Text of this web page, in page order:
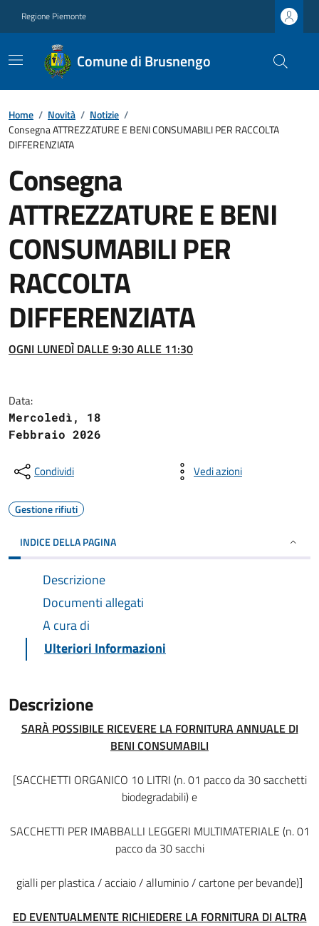
Regione Piemonte
Comune di Brusnengo
Home / Novità / Notizie /
Consegna ATTREZZATURE E BENI CONSUMABILI PER RACCOLTA
DIFFERENZIATA
Consegna
ATTREZZATURE E BENI
CONSUMABILI PER
RACCOLTA
DIFFERENZIATA
OGNI LUNEDÌ DALLE 9:30 ALLE 11:30
Data:
Mercoledì, 18
Febbraio 2026
Condividi Vedi azioni
Gestione rifiuti
INDICE DELLA PAGINA
Descrizione
Documenti allegati
A cura di
Ulteriori Informazioni
Descrizione
SARÀ POSSIBILE RICEVERE LA FORNITURA ANNUALE DI
BENI CONSUMABILI
[SACCHETTI ORGANICO 10 LITRI (n. 01 pacco da 30 sacchetti
biodegradabili) e
SACCHETTI PER IMABBALLI LEGGERI MULTIMATERIALE (n. 01
pacco da 30 sacchi
gialli per plastica / acciaio / alluminio / cartone per bevande)]
ED EVENTUALMENTE RICHIEDERE LA FORNITURA DI ALTRA